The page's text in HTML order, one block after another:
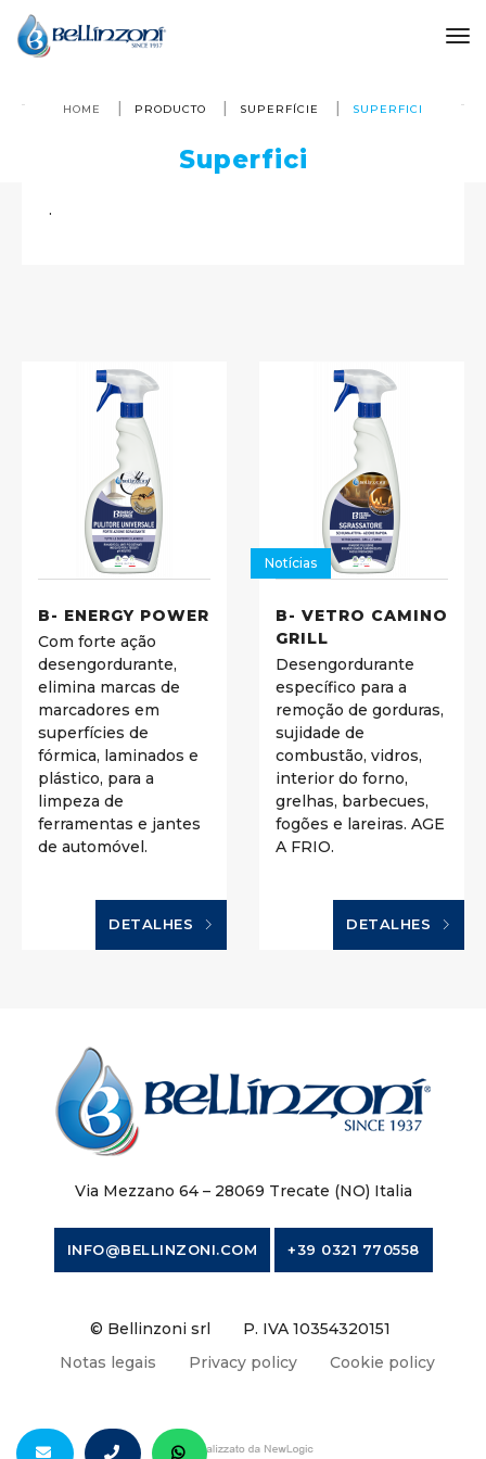
HOME PRODUCTO SUPERFÍCIE SUPERFICI
Superfici
.
B- ENERGY POWER
Com forte ação
desengordurante,
elimina marcas de
marcadores em
superfícies de
fórmica, laminados e
plástico, para a
limpeza de
ferramentas e jantes
de automóvel.
DETALHES
Notícias
B- VETRO CAMINO
GRILL
Desengordurante
específico para a
remoção de gorduras,
sujidade de
combustão, vidros,
interior do forno,
grelhas, barbecues,
fogões e lareiras. AGE
A FRIO.
DETALHES
Via Mezzano 64 – 28069 Trecate (NO) Italia
INFO@BELLINZONI.COM +39 0321 770558
© Bellinzoni srl
P. IVA 10354320151
Notas legais
Privacy policy Cookie policy